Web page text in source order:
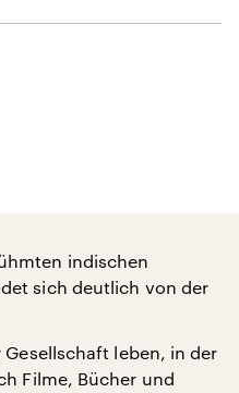
indischen
sich deutlich von der
Gesellschaft leben, in der
Filme, Bücher und